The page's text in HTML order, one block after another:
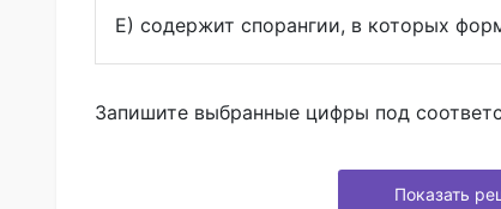
Е) содержит спорангии, в которых
Запишите выбранные цифры под
Показать